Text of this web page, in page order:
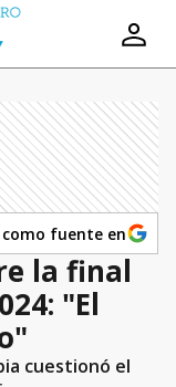
fuente en
la final
"El
cuestionó el